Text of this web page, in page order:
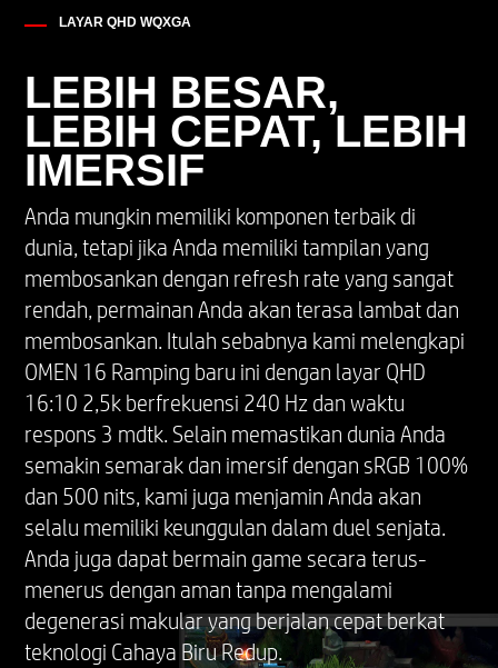
LAYAR QHD WQXGA
LEBIH BESAR,
LEBIH CEPAT, LEBIH
IMERSIF
Anda mungkin memiliki komponen terbaik di
dunia, tetapi jika Anda memiliki tampilan yang
membosankan dengan refresh rate yang sangat
rendah, permainan Anda akan terasa lambat dan
membosankan. Itulah sebabnya kami melengkapi
OMEN 16 Ramping baru ini dengan layar QHD
16:10 2,5k berfrekuensi 240 Hz dan waktu
respons 3 mdtk. Selain memastikan dunia Anda
semakin semarak dan imersif dengan sRGB 100%
dan 500 nits, kami juga menjamin Anda akan
selalu memiliki keunggulan dalam duel senjata.
Anda juga dapat bermain game secara terus-
menerus dengan aman tanpa mengalami
degenerasi makular yang berjalan cepat berkat
teknologi Cahaya Biru Redup.